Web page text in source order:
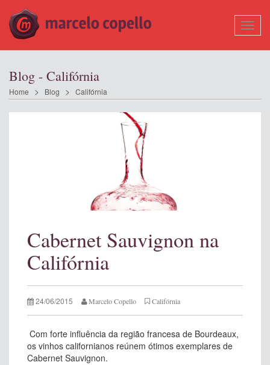
Blog - Califórnia
Home Blog Califórnia
Cabernet Sauvignon na
Califórnia
24/06/2015 Marcelo Copello Califórnia
Com forte influência da região francesa de Bourdeaux,
os vinhos californianos reúnem ótimos exemplares de
Cabernet Sauvignon.